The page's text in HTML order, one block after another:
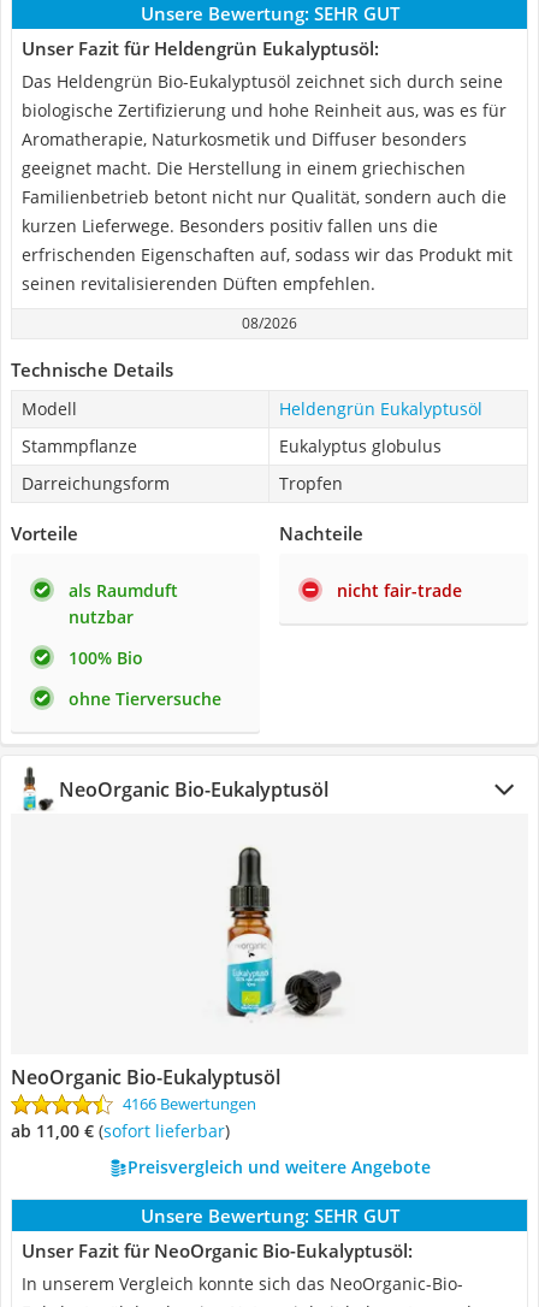
Unsere Bewertung: SEHR GUT
Unser Fazit für Heldengrün Eukalyptusöl:
Das Heldengrün Bio-Eukalyptusöl zeichnet sich durch seine
biologische Zertifizierung und hohe Reinheit aus, was es für
Aromatherapie, Naturkosmetik und Diffuser besonders
geeignet macht. Die Herstellung in einem griechischen
Familienbetrieb betont nicht nur Qualität, sondern auch die
kurzen Lieferwege. Besonders positiv fallen uns die
erfrischenden Eigenschaften auf, sodass wir das Produkt mit
seinen revitalisierenden Düften empfehlen.
08/2026
Technische Details
Modell
Heldengrün Eukalyptusöl
Stammpflanze
Eukalyptus globulus
Darreichungsform
Tropfen
Vorteile
als Raumduft
nutzbar
100% Bio
ohne Tierversuche
Nachteile
nicht fair-trade
NeoOrganic Bio-Eukalyptusöl
NeoOrganic Bio-Eukalyptusöl
4166 Bewertungen
ab 11,00 € ( Sofort lieferbar)
Preisvergleich und weitere Angebote
Unsere Bewertung: SEHR GUT
Unser Fazit für NeoOrganic Bio-Eukalyptusöl:
In unserem Vergleich konnte sich das NeoOrganic-Bio-